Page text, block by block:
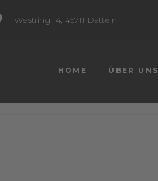
Westring 14, 45711 Datteln
HOME ÜBER UNS